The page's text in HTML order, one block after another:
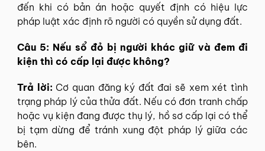
đến khi có bản án hoặc quyết định có hiệu lực
pháp luật xác định rõ người có quyền sử dụng đất.
Câu 5: Nếu sổ đỏ bị người khác giữ và đem đi
kiện thì có cấp lại được không?
Trả lời: Cơ quan đăng ký đất đai sẽ xem xét tình
trạng pháp lý của thửa đất. Nếu có đơn tranh chấp
hoặc vụ kiện đang được thụ lý, hồ sơ cấp lại có thể
bị tạm dừng để tránh xung đột pháp lý giữa các
bên.